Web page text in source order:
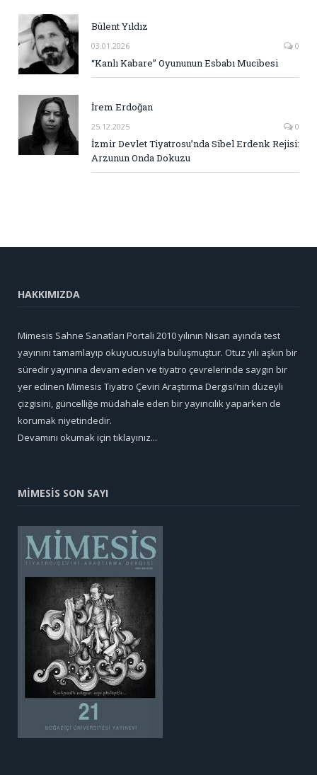
Bülent Yıldız
03.01.2026 0
“Kanlı Kabare” Oyununun Esbabı Mucibesi
İrem Erdoğan
25.12.2025 0
İzmir Devlet Tiyatrosu’nda Sibel Erdenk Rejisi:
Arzunun Onda Dokuzu
HAKKIMIZDA
Mimesis Sahne Sanatları Portali 2010 yılının Nisan ayında test
yayınını tamamlayıp okuyucusuyla buluşmuştur. Otuz yılı aşkın bir
süredir yayınına devam eden ve tiyatro çevrelerinde saygın bir
yer edinen Mimesis Tiyatro Çeviri Araştırma Dergisi’nin düzeyli
çizgisini, güncelliğe müdahale eden bir yayıncılık yaparken de
korumak niyetindedir.
Devamını okumak için tıklayınız...
MİMESİS SON SAYI